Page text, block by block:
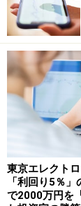
過去に「あ
益になる」
という実績
要は、自分
くという点
・PER：株
株価の割安
たり利益で
東京エレクト
「利回り5％
で2000万円を